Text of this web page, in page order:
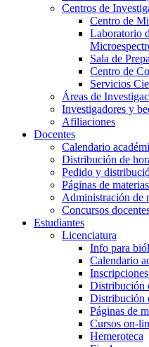
Centros de
Centro de
Laboratorio
Sala de
Centro de
Servicios
Áreas de
Investigadores y
Afiliaciones
Docentes
Calendario
Distribución de
Pedido y
Páginas de materias
Administración de
Concursos
Estudiantes
Licenciatura
Info para
Calendario
Distribución
Distribución
Páginas de
Cursos on-
Hemeroteca